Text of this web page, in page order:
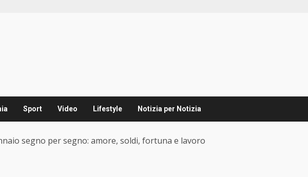
Sport Video Lifestyle Notizia per Notizia
segno per segno: amore, soldi, fortuna e lavoro